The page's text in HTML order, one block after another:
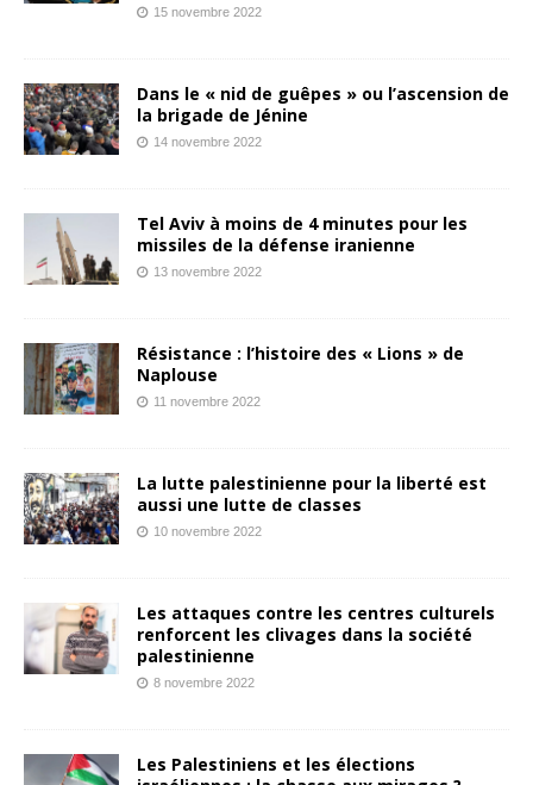
15 novembre 2022
Dans le « nid de guêpes » ou l’ascension de
la brigade de Jénine
14 novembre 2022
Tel Aviv à moins de 4 minutes pour les
missiles de la défense iranienne
13 novembre 2022
Résistance : l’histoire des « Lions » de
Naplouse
11 novembre 2022
La lutte palestinienne pour la liberté est
aussi une lutte de classes
10 novembre 2022
Les attaques contre les centres culturels
renforcent les clivages dans la société
palestinienne
8 novembre 2022
Les Palestiniens et les élections